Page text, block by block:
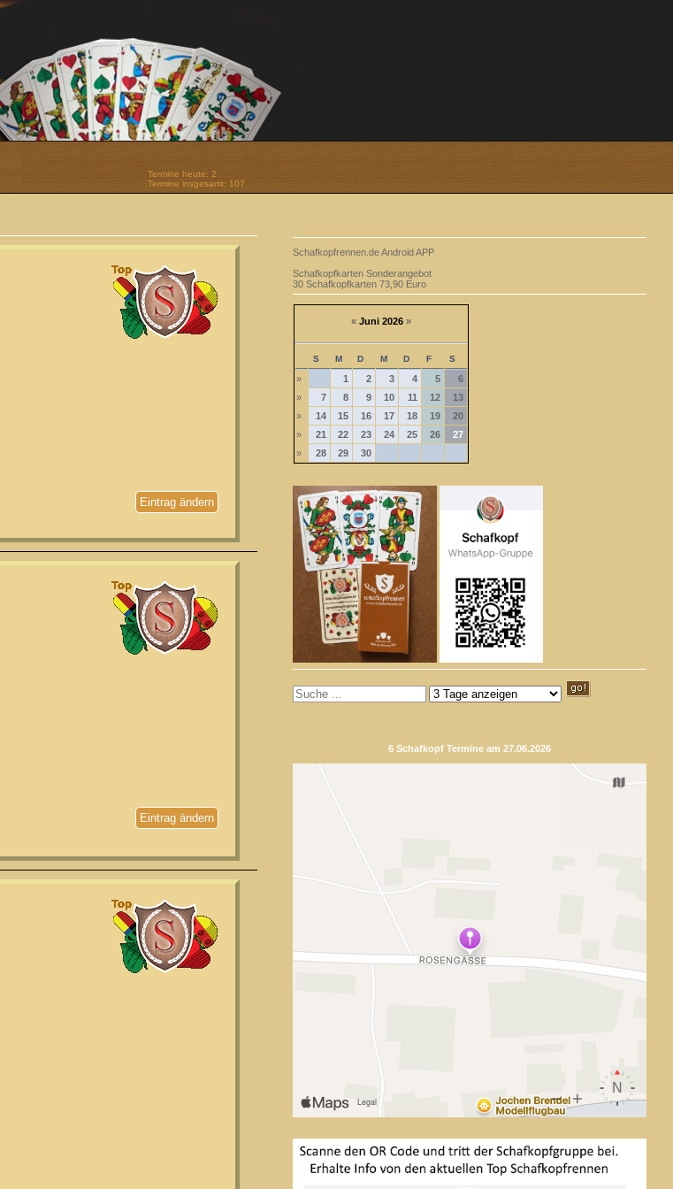
Termine heute: 2
Termine insgesamt: 107
Eintrag ändern
Eintrag ändern
Schafkopfrennen.de Android APP
Schafkopfkarten Sonderangebot
30 Schafkopfkarten 73,90 Euro
« Juni 2026 »
S M D M D F S
» 1 2 3 4 5
6
»
7 8 9 10 11 12
13
»
14 15 16 17 18 19
20
»
21 22 23 24 25 26
27
»
28 29 30
6 Schafkopf Termine am 27.06.2026